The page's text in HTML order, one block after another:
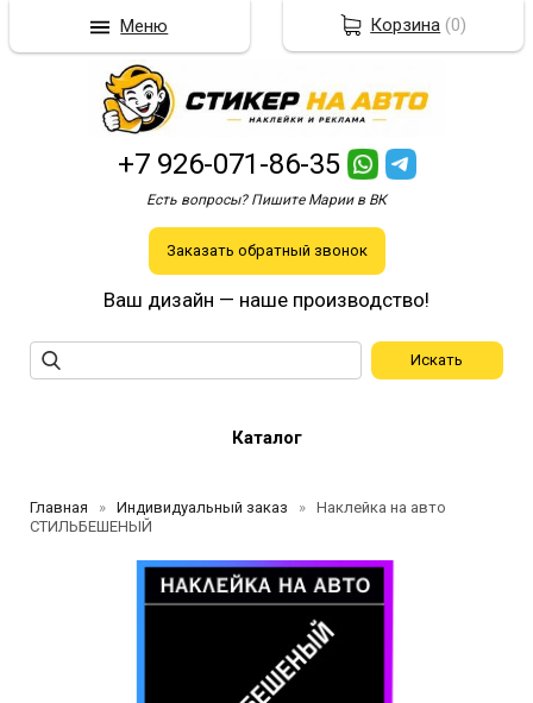
+7 926-071-86-35
Есть вопросы? Пишите Марии в ВК
Заказать обратный звонок
Ваш дизайн — наше производство!
Каталог
Главная Индивидуальный заказ
Наклейка на авто
СТИЛЬБЕШЕНЫЙ
Корзина (0)
Меню